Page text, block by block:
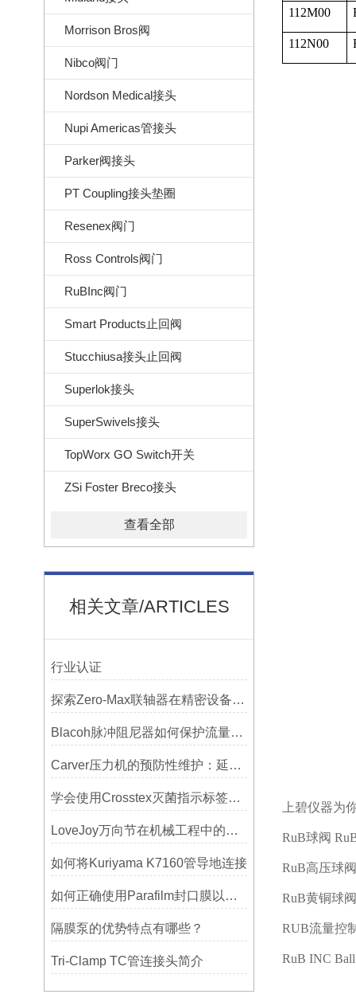
Morrison Bros阀
Nibco阀门
Nordson Medical接头
Nupi Americas管接头
Parker阀接头
PT Coupling接头垫圈
Resenex阀门
Ross Controls阀门
RuBInc阀门
Smart Products止回阀
Stucchiusa接头止回阀
Superlok接头
SuperSwivels接头
TopWorx GO Switch开关
ZSi Foster Breco接头
查看全部
相关文章/ARTICLES
行业认证
探索Zero-Max联轴器在精密设备中的优势
Blacoh脉冲阻尼器如何保护流量计、压力开关和管路附件？
Carver压力机的预防性维护：延长使用寿命的技巧
学会使用Crosstex灭菌指示标签提高无菌保证水平
LoveJoy万向节在机械工程中的重要性
如何将Kuriyama K7160管导地连接
如何正确使用Parafilm封口膜以确保实验结果的准确性？
隔膜泵的优势特点有哪些？
Tri-Clamp TC管连接头简介
112M00
112N00
上碧仪器为
RuB球阀
RuB高压球阀
RuB黄铜球阀
RUB流量控
RuB INC